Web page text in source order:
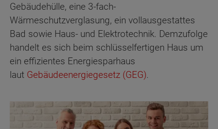
Gebäudehülle, eine 3-fach-
Wärmeschutzverglasung, ein vollausgestattes
Bad sowie Haus- und Elektrotechnik. Demzufolge
handelt es sich beim schlüsselfertigen Haus um
ein effizientes Energiesparhaus
laut Gebäudeenergiegesetz (GEG).